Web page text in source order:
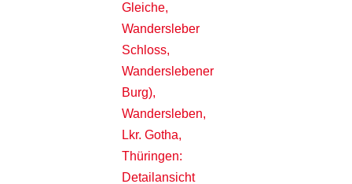
Gleiche,
Wandersleber
Schloss,
Wanderslebener
Burg),
Wandersleben,
Lkr. Gotha,
Thüringen:
Detailansicht